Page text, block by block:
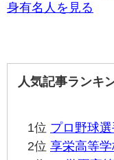
身有名人を見る
人気記事ランキ
1位 プロ野球
2位 享栄高等